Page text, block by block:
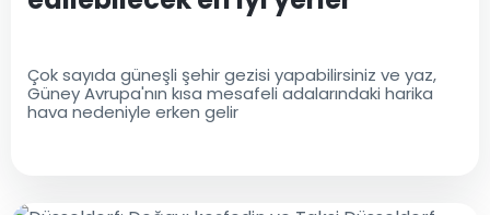
Çok sayıda güneşli şehir gezisi yapabilirsiniz ve yaz,
Güney Avrupa'nın kısa mesafeli adalarındaki harika
hava nedeniyle erken gelir